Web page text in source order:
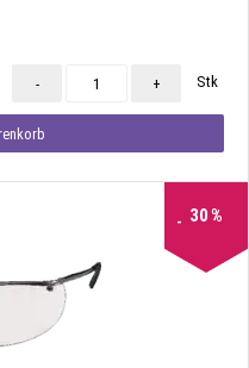
- + Stk
30%